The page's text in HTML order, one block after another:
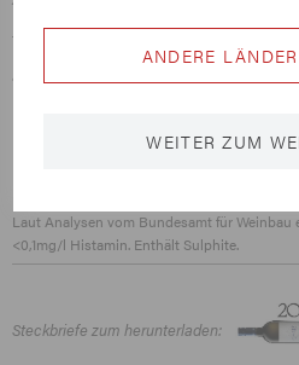
ANDERE
WEITER ZUM
Prämierungen:
Wiener Wein Landessieger 2021
Laut Analysen vom Bundesamt für Weinbau
<0,1mg/l Histamin. Enthält Sulphite.
Steckbriefe zum herunterladen: